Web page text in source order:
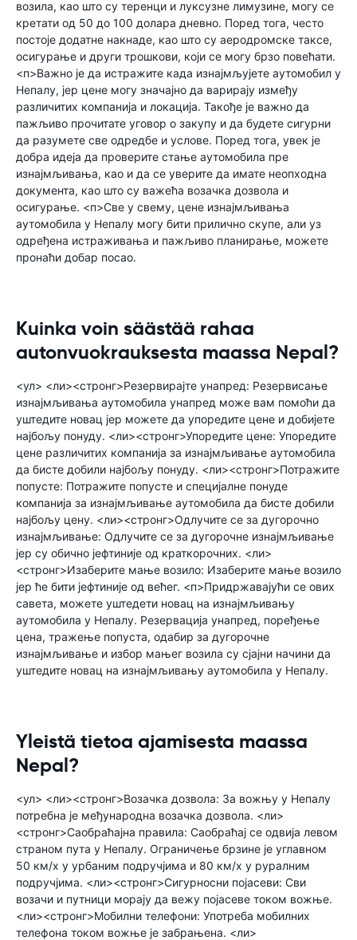
возила, као што су теренци и луксузне лимузине, могу се
кретати од 50 до 100 долара дневно. Поред тога, често
постоје додатне накнаде, као што су аеродромске таксе,
осигурање и други трошкови, који се могу брзо повећати.
<п>Важно је да истражите када изнајмљујете аутомобил у
Непалу, јер цене могу значајно да варирају између
различитих компанија и локација. Такође је важно да
пажљиво прочитате уговор о закупу и да будете сигурни
да разумете све одредбе и услове. Поред тога, увек је
добра идеја да проверите стање аутомобила пре
изнајмљивања, као и да се уверите да имате неопходна
документа, као што су важећа возачка дозвола и
осигурање. <п>Све у свему, цене изнајмљивања
аутомобила у Непалу могу бити прилично скупе, али уз
одређена истраживања и пажљиво планирање, можете
пронаћи добар посао.
Kuinka voin säästää rahaa
autonvuokrauksesta maassa Nepal?
<ул> <ли><стронг>Резервирајте унапред: Резервисање
изнајмљивања аутомобила унапред може вам помоћи да
уштедите новац јер можете да упоредите цене и добијете
најбољу понуду. <ли><стронг>Упоредите цене: Упоредите
цене различитих компанија за изнајмљивање аутомобила
да бисте добили најбољу понуду. <ли><стронг>Потражите
попусте: Потражите попусте и специјалне понуде
компанија за изнајмљивање аутомобила да бисте добили
најбољу цену. <ли><стронг>Одлучите се за дугорочно
изнајмљивање: Одлучите се за дугорочне изнајмљивање
јер су обично јефтиније од краткорочних. <ли>
<стронг>Изаберите мање возило: Изаберите мање возило
јер ће бити јефтиније од већег. <п>Придржавајући се ових
савета, можете уштедети новац на изнајмљивању
аутомобила у Непалу. Резервација унапред, поређење
цена, тражење попуста, одабир за дугорочне
изнајмљивање и избор мањег возила су сјајни начини да
уштедите новац на изнајмљивању аутомобила у Непалу.
Yleistä tietoa ajamisesta maassa
Nepal?
<ул> <ли><стронг>Возачка дозвола: За вожњу у Непалу
потребна је међународна возачка дозвола. <ли>
<стронг>Саобраћајна правила: Саобраћај се одвија левом
страном пута у Непалу. Ограничење брзине је углавном
50 км/х у урбаним подручјима и 80 км/х у руралним
подручјима. <ли><стронг>Сигурносни појасеви: Сви
возачи и путници морају да вежу појасеве током вожње.
<ли><стронг>Мобилни телефони: Употреба мобилних
телефона током вожње је забрањена. <ли>